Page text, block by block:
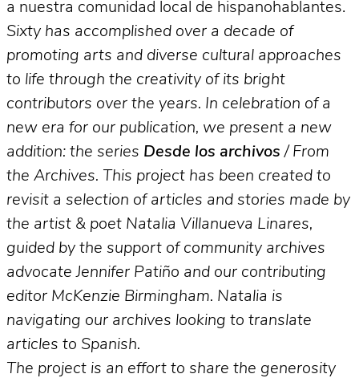
a nuestra comunidad local de hispanohablantes.
Sixty has accomplished over a decade of
promoting arts and diverse cultural approaches
to life through the creativity of its bright
contributors over the years. In celebration of a
new era for our publication, we present a new
addition: the series Desde los archivos / From
the Archives. This project has been created to
revisit a selection of articles and stories made by
the artist & poet Natalia Villanueva Linares,
guided by the support of community archives
advocate Jennifer Patiño and our contributing
editor McKenzie Birmingham. Natalia is
navigating our archives looking to translate
articles to Spanish.
The project is an effort to share the generosity